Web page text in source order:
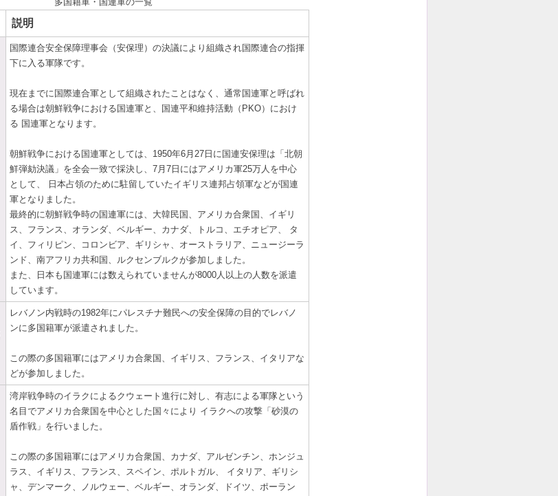
説明
国際連合安全保障理事会（安保理）の決議により組織され国際連合の指揮
下に入る軍隊です。
現在までに国際連合軍として組織されたことはなく、通常国連軍と呼ばれ
る場合は朝鮮戦争における国連軍と、国連平和維持活動（PKO）におけ
る 国連軍となります。
朝鮮戦争における国連軍としては、1950年6月27日に国連安保理は「北朝
鮮弾劾決議」を全会一致で採決し、7月7日にはアメリカ軍25万人を中心
として、 日本占領のために駐留していたイギリス連邦占領軍などが国連
軍となりました。
最終的に朝鮮戦争時の国連軍には、大韓民国、アメリカ合衆国、イギリ
ス、フランス、オランダ、ベルギー、カナダ、トルコ、エチオピア、 タ
イ、フィリピン、コロンビア、ギリシャ、オーストラリア、ニュージーラ
ンド、南アフリカ共和国、ルクセンブルクが参加しました。
また、日本も国連軍には数えられていませんが8000人以上の人数を派遣
しています。
レバノン内戦時の1982年にパレスチナ難民への安全保障の目的でレバノ
ンに多国籍軍が派遣されました。
この際の多国籍軍にはアメリカ合衆国、イギリス、フランス、イタリアな
どが参加しました。
湾岸戦争時のイラクによるクウェート進行に対し、有志による軍隊という
名目でアメリカ合衆国を中心とした国々により イラクへの攻撃「砂漠の
盾作戦」を行いました。
この際の多国籍軍にはアメリカ合衆国、カナダ、アルゼンチン、ホンジュ
ラス、イギリス、フランス、スペイン、ポルトガル、 イタリア、ギリシ
ャ、デンマーク、ノルウェー、ベルギー、オランダ、ドイツ、ポーラン